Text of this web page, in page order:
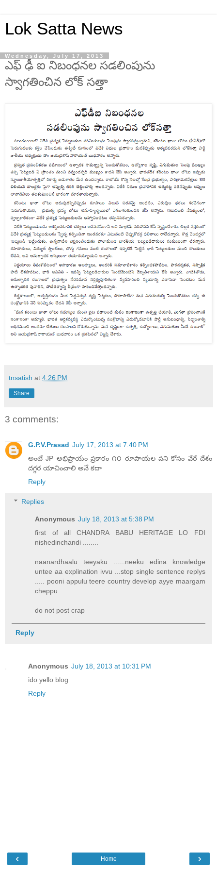
Lok Satta News
Wednesday, July 17, 2013
ఎఫ్ ఢీ ఐ నిబంధనల సడలింపును
స్వాగతించిన లోక్ సత్తా
tnsatish at 4:26 PM
Share
3 comments:
G.P.V.Prasad July 17, 2013 at 7:40 PM
అంటే JP అభిప్రాయం ప్రకారం ౧౦ రూపాయల పని కోసం వేరే దేశం
దగ్గర యాచించాలి అనే కదా
Reply
Replies
Anonymous July 18, 2013 at 5:38 PM
first of all CHANDRA BABU HERITAGE LO FDI
nishedinchandi ........
naanardhaalu teeyaku ......neeku edina knowledge
untee aa explination ivvu ...stop single sentence replys
..... pooni appulu teere country develop ayye maargam
cheppu
do not post crap
Reply
Anonymous July 18, 2013 at 10:31 PM
ido yello blog
Reply
‹ ›
Home